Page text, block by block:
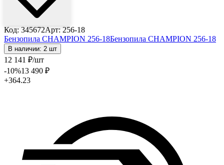
Код: 345672Арт: 256-18
Бензопила CHAMPION 256-18Бензопила CHAMPION 256-18
В наличии: 2 шт
12 141 ₽/шт
-10%13 490 ₽
+364.23